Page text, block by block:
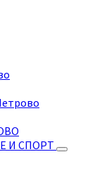
И СПОРТ